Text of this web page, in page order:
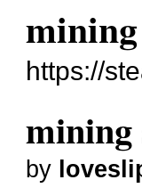
https://
mining
by